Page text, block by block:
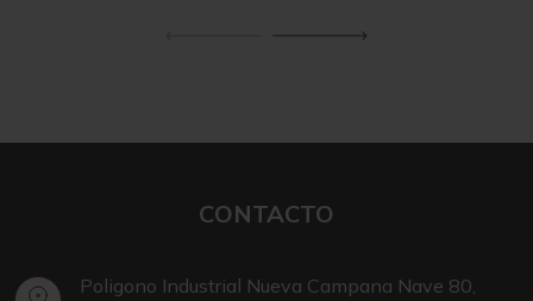
CONTACTO
Poligono Industrial Nueva Campana Nave 80,